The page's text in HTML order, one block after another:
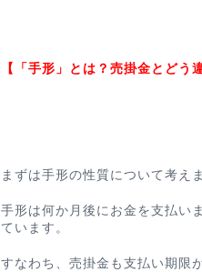
【「手形」とは？売掛金とどう
まずは手形の性質について考え
手形は何か月後にお金を支払い
ています。
すなわち、売掛金も支払い期限